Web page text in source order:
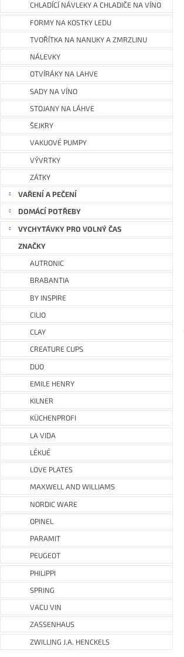
CHLADÍCÍ NÁVLEKY A CHLADIČE NA VÍNO
FORMY NA KOSTKY LEDU
TVOŘÍTKA NA NANUKY A ZMRZLINU
NÁLEVKY
OTVÍRÁKY NA LAHVE
SADY NA VÍNO
STOJANY NA LÁHVE
ŠEJKRY
VAKUOVÉ PUMPY
VÝVRTKY
ZÁTKY
VAŘENÍ A PEČENÍ
DOMÁCÍ POTŘEBY
VYCHYTÁVKY PRO VOLNÝ ČAS
ZNAČKY
AUTRONIC
BRABANTIA
BY INSPIRE
CILIO
CLAY
CREATURE CUPS
DUO
EMILE HENRY
KILNER
KÜCHENPROFI
LA VIDA
LÉKUÉ
LOVE PLATES
MAXWELL AND WILLIAMS
NORDIC WARE
OPINEL
PARAMIT
PEUGEOT
PHILIPPI
SPRING
VACU VIN
ZASSENHAUS
ZWILLING J.A. HENCKELS